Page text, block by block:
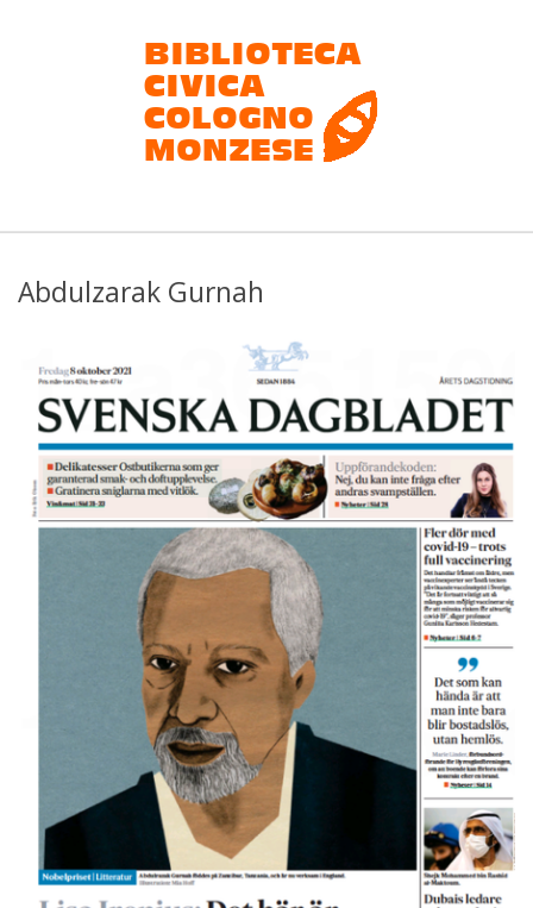
Biblioteca
civica
Cologno
Monzese
Abdulzarak Gurnah